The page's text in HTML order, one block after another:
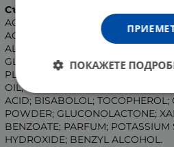
Състав
AQUA; GLYCINE SOJA OIL;
ACETATE;BUTYROSPERMUM
ALOE BARBADENSIS LEAF JUICE;
GLYCERYL STEARATE; SODIUM
PLUKENETIA VOLUBILIS SEED
OIL; PRUNUS AMYGDALUS
ACID; BISABOLOL; TOCOPHEROL;
POWDER; GLUCONOLACTONE;
BENZOATE; PARFUM;
HYDROXIDE; BENZYL ALCOHOL.
ПОКАЖЕТЕ